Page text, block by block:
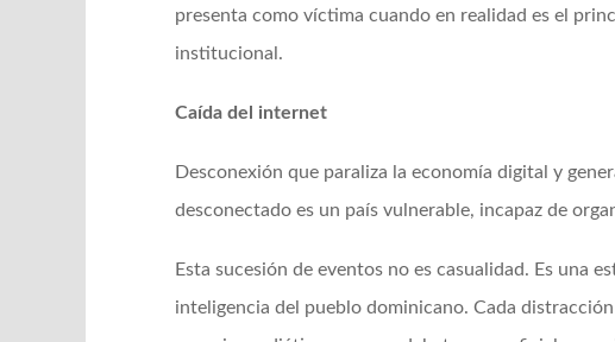
presenta como víctima cuando en realidad es el
institucional.
Caída del internet
Desconexión que paraliza la economía digital y
desconectado es un país vulnerable, incapaz de
Esta sucesión de eventos no es casualidad. Es una
inteligencia del pueblo dominicano. Cada